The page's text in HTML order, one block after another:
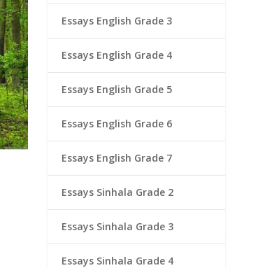
Essays English Grade 3
Essays English Grade 4
Essays English Grade 5
Essays English Grade 6
Essays English Grade 7
Essays Sinhala Grade 2
Essays Sinhala Grade 3
Essays Sinhala Grade 4